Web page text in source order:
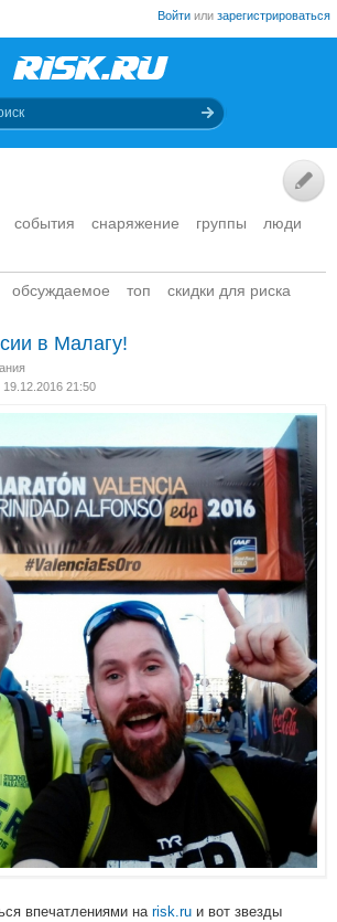
Войти или зарегистрироваться
события снаряжение группы
люди
обсуждаемое топ скидки для риска
в Малагу!
, 19.12.2016 21:50
впечатлениями на risk.ru и вот звезды